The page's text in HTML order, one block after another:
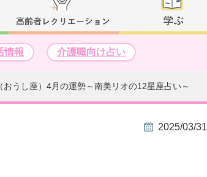
情報 介護職向け占い
おうし座）4月の運勢～南美リオの12星座占い～
2025/03/31